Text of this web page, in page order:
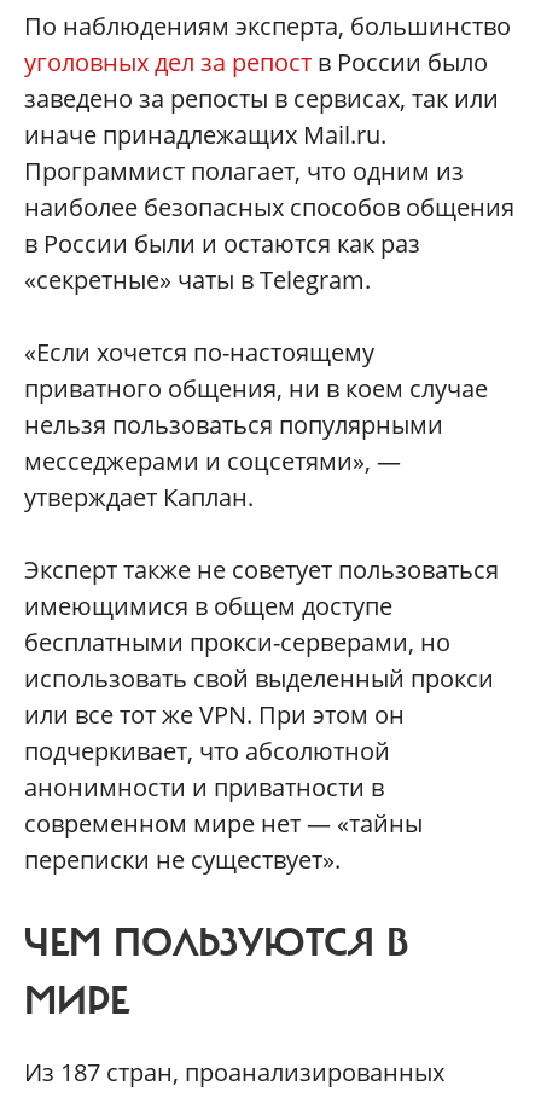
По наблюдениям эксперта, большинство
уголовных дел за репост в России было
заведено за репосты в сервисах, так или
иначе принадлежащих Mail.ru.
Программист полагает, что одним из
наиболее безопасных способов общения
в России были и остаются как раз
«секретные» чаты в Telegram.
«Если хочется по-настоящему
приватного общения, ни в коем случае
нельзя пользоваться популярными
месседжерами и соцсетями», —
утверждает Каплан.
Эксперт также не советует пользоваться
имеющимися в общем доступе
бесплатными прокси-серверами, но
использовать свой выделенный прокси
или все тот же VPN. При этом он
подчеркивает, что абсолютной
анонимности и приватности в
современном мире нет — «тайны
переписки не существует».
ЧЕМ ПОЛЬЗУЮТСЯ В
МИРЕ
Из 187 стран, проанализированных